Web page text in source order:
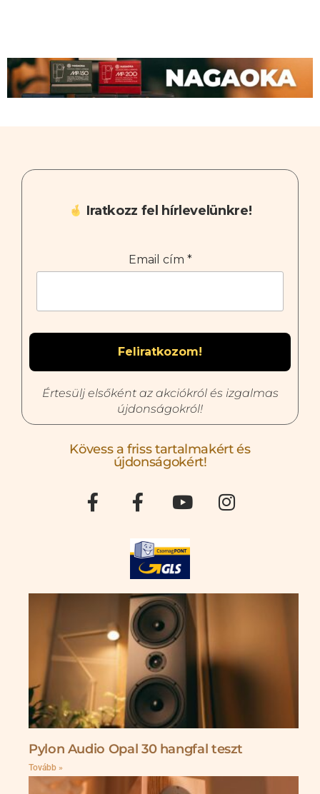
Iratkozz fel hírlevelünkre!
Email cím *
Értesülj elsőként az akciókról és izgalmas
újdonságokról!
Kövess a friss tartalmakért és
újdonságokért!
Pylon Audio Opal 30 hangfal teszt
Tovább »